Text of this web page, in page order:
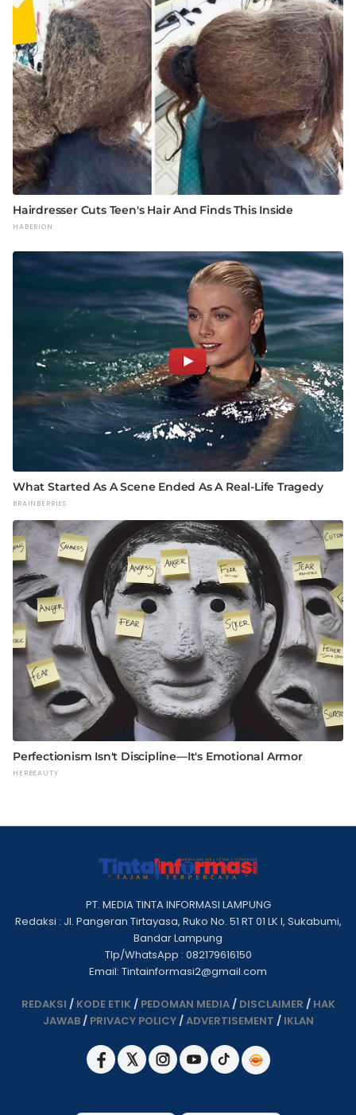
PT. MEDIA TINTA INFORMASI LAMPUNG
Redaksi : Jl. Pangeran Tirtayasa, Ruko No. 51 RT 01 LK I, Sukabumi,
Bandar Lampung
Tlp/WhatsApp : 082179616150
Email: Tintainformasi2@gmail.com
REDAKSI / KODE ETIK / PEDOMAN MEDIA/ DISCLAIMER / HAK
JAWAB/ PRIVACY POLICY/ADVERTISEMENT / IKLAN